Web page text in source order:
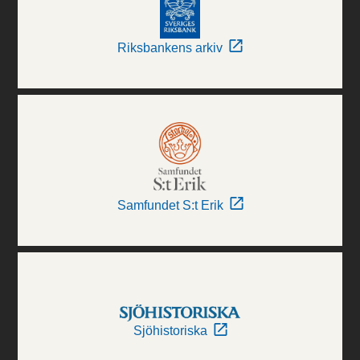
Riksbankens arkiv
Samfundet S:t Erik
Sjöhistoriska